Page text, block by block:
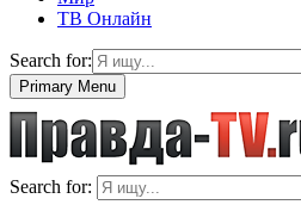
ТВ Онлайн
Search for:
Primary Menu
Search for: